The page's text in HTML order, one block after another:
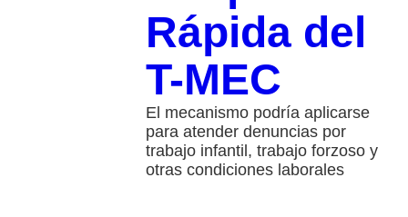
Rápida del
T-MEC
El mecanismo podría aplicarse
para atender denuncias por
trabajo infantil, trabajo forzoso y
otras condiciones laborales